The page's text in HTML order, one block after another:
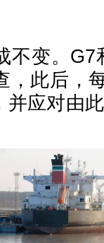
变。G7
，此后，
应对由